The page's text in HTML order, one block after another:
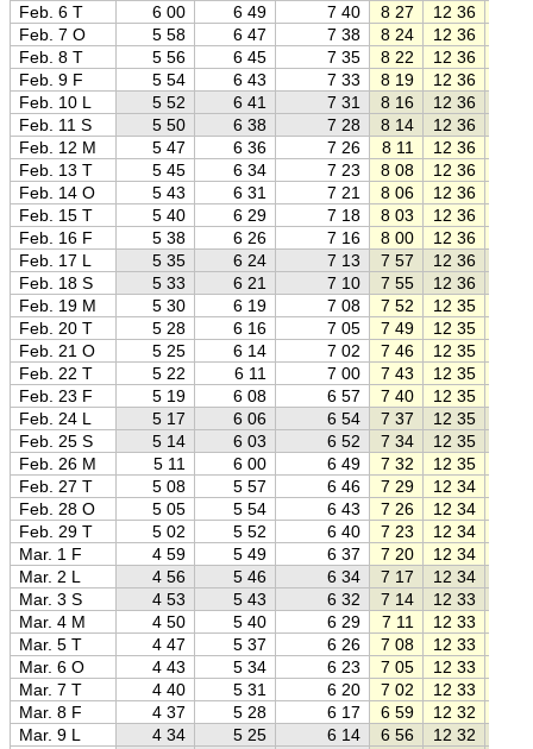
Feb. 6 T
6 00 6 49 7 40 8 27 12 36
Feb. 7 O
5 58 6 47 7 38 8 24 12 36
Feb. 8 T
5 56 6 45 7 35 8 22 12 36
Feb. 9 F
5 54 6 43 7 33 8 19 12 36
Feb. 10 L
5 52 6 41 7 31 8 16 12 36
Feb. 11 S
5 50 6 38 7 28 8 14 12 36
Feb. 12 M
5 47 6 36 7 26 8 11 12 36
Feb. 13 T
5 45 6 34 7 23 8 08 12 36
Feb. 14 O
5 43 6 31 7 21 8 06 12 36
Feb. 15 T
5 40 6 29 7 18 8 03 12 36
Feb. 16 F
5 38 6 26 7 16 8 00 12 36
Feb. 17 L
5 35 6 24 7 13 7 57 12 36
Feb. 18 S
5 33 6 21 7 10 7 55 12 36
Feb. 19 M
5 30 6 19 7 08 7 52 12 35
Feb. 20 T
5 28 6 16 7 05 7 49 12 35
Feb. 21 O
5 25 6 14 7 02 7 46 12 35
Feb. 22 T
5 22 6 11 7 00 7 43 12 35
Feb. 23 F
5 19 6 08 6 57 7 40 12 35
Feb. 24 L
5 17 6 06 6 54 7 37 12 35
Feb. 25 S
5 14 6 03 6 52 7 34 12 35
Feb. 26 M
5 11 6 00 6 49 7 32 12 35
Feb. 27 T
5 08 5 57 6 46 7 29 12 34
Feb. 28 O
5 05 5 54 6 43 7 26 12 34
Feb. 29 T
5 02 5 52 6 40 7 23 12 34
Mar. 1 F
4 59 5 49 6 37 7 20 12 34
Mar. 2 L
4 56 5 46 6 34 7 17 12 34
Mar. 3 S
4 53 5 43 6 32 7 14 12 33
Mar. 4 M
4 50 5 40 6 29 7 11 12 33
Mar. 5 T
4 47 5 37 6 26 7 08 12 33
Mar. 6 O
4 43 5 34 6 23 7 05 12 33
Mar. 7 T
4 40 5 31 6 20 7 02 12 33
Mar. 8 F
4 37 5 28 6 17 6 59 12 32
Mar. 9 L
4 34 5 25 6 14 6 56 12 32